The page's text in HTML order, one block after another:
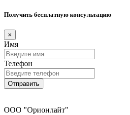
Получить бесплатную консультацию
×
Имя
Телефон
Отправить
ООО "Орионлайт"